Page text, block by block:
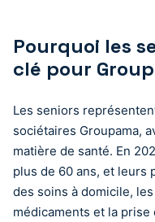
Pourquoi les
clé pour
Les seniors
sociétaires Groupama,
matière de santé. En
plus de 60 ans, et
des soins à domicile,
médicaments et la prise